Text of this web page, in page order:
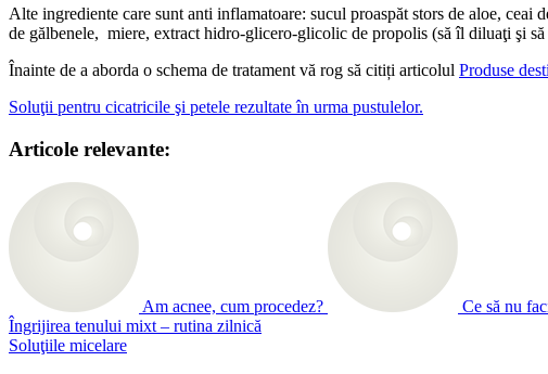
Alte ingrediente care sunt anti inflamatoare: sucul proaspăt stors de aloe,
de gălbenele, miere, extract hidro-glicero-glicolic de propolis (să îl diluaţi şi
Înainte de a aborda o schema de tratament vă rog să citiți articolul Produse
Soluţii pentru cicatricile şi petele rezultate în urma pustulelor.
Articole relevante:
Am acnee, cum procedez? Ce să nu
Îngrijirea tenului mixt – rutina zilnică
Soluţiile micelare